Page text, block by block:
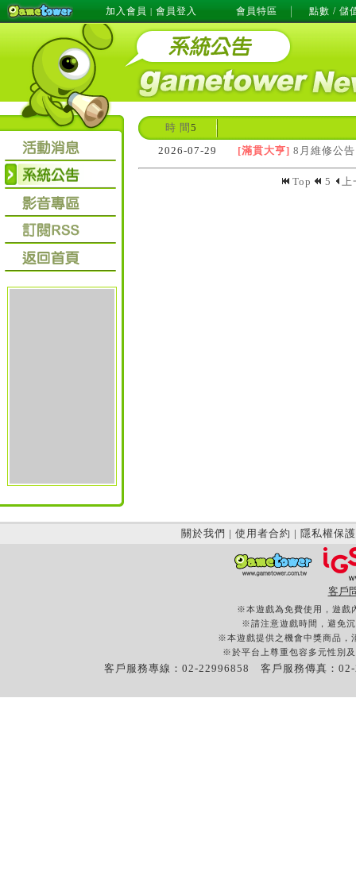
加入會員 | 會員登入 會員特區 點數 / 儲
時 間 5
2026-07-29
[滿貫大亨] 8月維修公告
Top 5 上
關於我們 | 使用者合約 | 隱私權保護
客戶
※本遊戲為免費使用，遊戲
※請注意遊戲時間，避免
※本遊戲提供之機會中獎商品，
※於平台上尊重包容多元性別
客戶服務專線：02-22996858 客戶服務傳真：